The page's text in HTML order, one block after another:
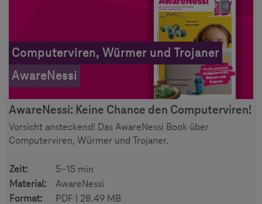
Computerviren, Würmer und Trojaner
AwareNessi
AwareNessi: Keine Chance den Computerviren!
Vorsicht ansteckend! Das AwareNessi Book über
Computerviren, Würmer und Trojaner.
Zeit:
5-15 min
Material:
AwareNessi
Format:
PDF | 28.49 MB